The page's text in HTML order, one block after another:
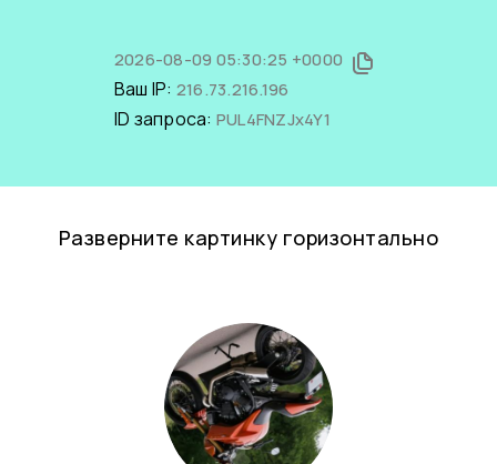
2026-08-09 05:30:25 +0000
Ваш IP: 216.73.216.196
ID запроса: PUL4FNZJx4Y1
Разверните картинку горизонтально